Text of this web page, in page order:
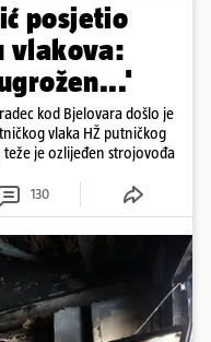
posjetio
vlakova:
kod Bjelovara došlo je
vlaka HŽ putničkog
je ozlijeđen strojovođa
130